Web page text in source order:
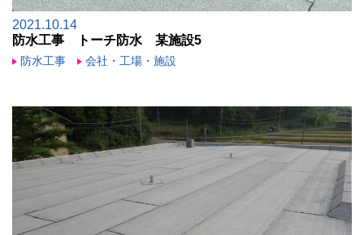
2021.10.14
防水工事 トーチ防水 某施設5
防水工事 会社・工場・施設